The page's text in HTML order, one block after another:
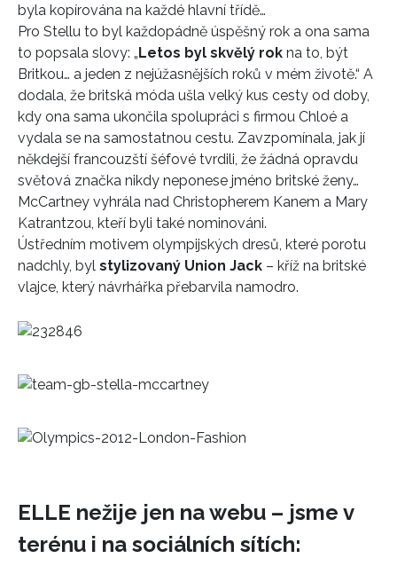
byla kopírována na každé hlavní třídě…
Pro Stellu to byl každopádně úspěšný rok a ona sama
to popsala slovy: „Letos byl skvělý rok na to, být
Britkou… a jeden z nejúžasnějších roků v mém životě.“ A
dodala, že britská móda ušla velký kus cesty od doby,
kdy ona sama ukončila spolupráci s firmou Chloé a
vydala se na samostatnou cestu. Zavzpomínala, jak jí
někdejší francouzští šéfové tvrdili, že žádná opravdu
světová značka nikdy neponese jméno britské ženy…
McCartney vyhrála nad Christopherem Kanem a Mary
Katrantzou, kteří byli také nominováni.
Ústředním motivem olympijských dresů, které porotu
nadchly, byl stylizovaný Union Jack – kříž na britské
vlajce, který návrhářka přebarvila namodro.
ELLE nežije jen na webu – jsme v
terénu i na sociálních sítích: